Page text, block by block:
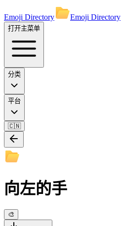
Emoji Directory Emoji Directory
打开主菜单
分类
平台
🇨🇳
向左的手
🎨